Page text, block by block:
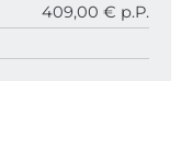
409,00 € p.P.